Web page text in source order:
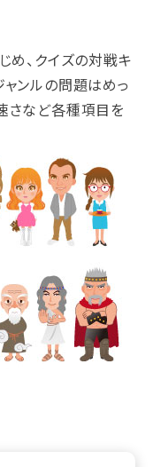
め、クイズの対戦キ
ンルの問題はめっ
さなど各種項目を